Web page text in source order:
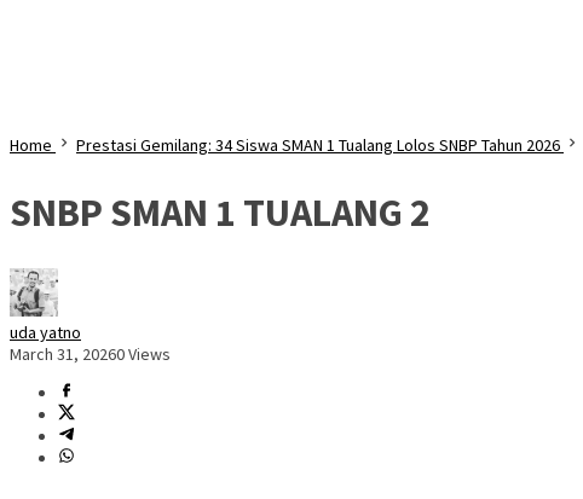
Home Prestasi Gemilang: 34 Siswa SMAN 1 Tualang Lolos SNBP Tahun 2026
SNBP SMAN 1 TUALANG 2
uda yatno
March 31, 20260 Views